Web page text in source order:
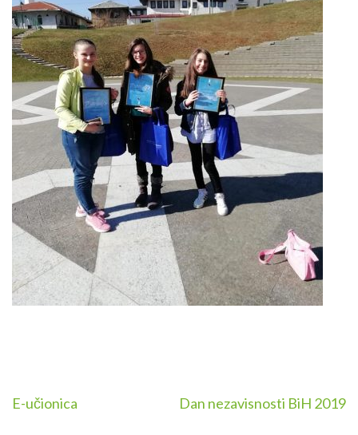
Navigacija
E-učionica Dan nezavisnosti BiH 2019